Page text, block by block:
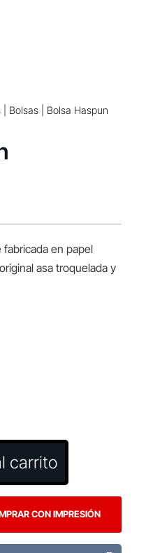
| Bolsas| Bolsa Haspun
fabricada en papel
asa troquelada y
carrito
CON IMPRESIÓN